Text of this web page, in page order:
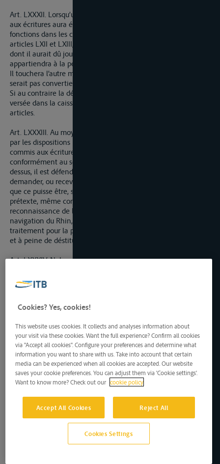
Art. LXXXII. Lorsqu’un receveur, contrôleur, visiteur, ou commis
aux écritures aura été provisoirement suspendu de ses
fonctions dans les cas et de la manière énoncées dans les
articles LXII et LXIII, la moitié du traitement fixe à des remises
dont il aurait dû jouir pendant que durera sa suspension
appartiendra à la personne commise pour exercer à sa place.
Il touchera l’autre moitié dans le cas où sa suspension ne
serait pas convertie en déstitution par l’autorité compétente.
Si au contraire la déstitution est prononcée, cette moitié sera
versée dans la caisse des retraites établie par les précédens
articles.
Art. LXXXIII. Au moyen des traitemens et remises déterminés
par les dispositions précédentes pour les receveurs, visiteurs et
commis aux écritures attachés à l’octroi de navigation, et
conformément au serment, dont la formule est rapportée ci-
dessus, il est défendu à tous et à chacun d’exu d’exiger,
demander, ou recevoir ou retenir à leur profit particulier quoi
que ce puisse être, soit en argent, soit en nature, sous aucun
prétexte, même comme témoignage d’affection et de
reconnaissance de la part d’aucune personne intéressée à la
navigation du Rhin, à peine de privation d’un mois de
traitement pour la première faute, de 6 mois pour la seconde
et à peine de déstitution pour la troisième.
Art. LXXXIV. Nul ne sera admis à exercer d’emploi dans l’octroi
allemande, il devra y avoir dans chaque bureau un employé,
au moins, qui sache parler et écrire en français.
Art. LXXXV. Le directeur général, les inspecteurs, receveurs,
exercer en même tems, aucun autre emploi et s’ils en
acceptent quelqu’un il sera pourvu à leur remplacement.
Art. LXXXVI. Les receveurs, contrôleurs et autres employés
seront tenus d’exercer par eux-mêmes les fonctions qui leur
sont confiées ; ils ne pourront se faire suppléer même pour un
court espace de tems, que du consentement par écrit du
directeur général à peine de déstitution.
Art. LXXXVII. Les receveurs du droit d’octroi fourniront avant
d’entrer en exercice un cautionnement égal au moins à ce
que la perception, dont ils seront attargés, sera reputée devoir
rendre à un taux moyen pendant deux mois. Le
Cookies? Yes, cookies!
This website uses cookies. It collects and analyses information about
your visit via these cookies. Want the full experience? Confirm all cookies
via "Accept all cookies". Configure your preferences and determine what
information you want to share with us. Take into account that certain
media can be experienced when all cookies are accepted. Our website
saves your cookie preferences. You can adjust them via 'Cookie settings'.
Want to know more? Check out our cookie policy
Accept All Cookies Reject All
Cookies Settings